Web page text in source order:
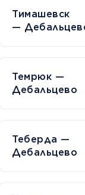
—
Темрюк —
Дебальцево
Теберда —
Дебальцево